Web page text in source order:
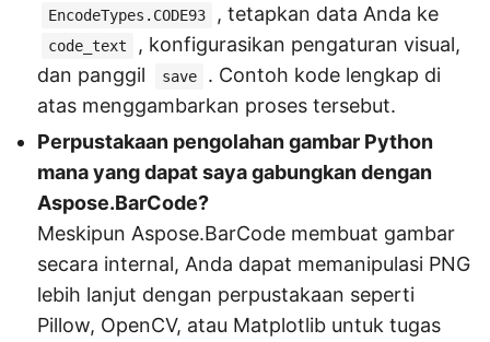
EncodeTypes.CODE93 , tetapkan data Anda ke
code_text
, konfigurasikan pengaturan visual,
dan panggil
save
. Contoh kode lengkap di
atas menggambarkan proses tersebut.
Perpustakaan pengolahan gambar Python
mana yang dapat saya gabungkan dengan
Aspose.BarCode?
Meskipun Aspose.BarCode membuat gambar
secara internal, Anda dapat memanipulasi PNG
lebih lanjut dengan perpustakaan seperti
Pillow, OpenCV, atau Matplotlib untuk tugas